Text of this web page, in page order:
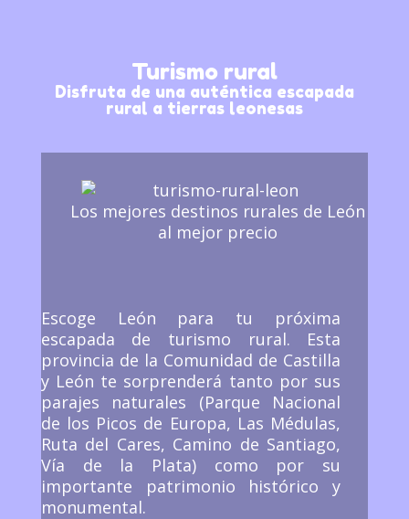
Turismo rural
Disfruta de una auténtica escapada
rural a tierras leonesas
Los mejores destinos rurales de León
al mejor precio
Escoge León para tu próxima
escapada de turismo rural. Esta
provincia de la Comunidad de Castilla
y León te sorprenderá tanto por sus
parajes naturales (Parque Nacional
de los Picos de Europa, Las Médulas,
Ruta del Cares, Camino de Santiago,
Vía de la Plata) como por su
importante patrimonio histórico y
monumental.